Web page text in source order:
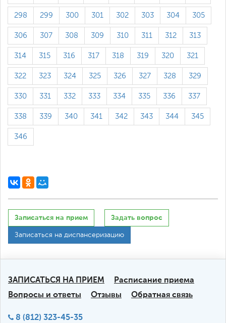
298 299 300 301 302 303 304 305
306 307 308 309 310 311 312 313
314 315 316 317 318 319 320 321
322 323 324 325 326 327 328 329
330 331 332 333 334 335 336 337
338 339 340 341 342 343 344 345
346
Записаться на прием Задать вопрос
Записаться на диспансеризацию
ЗАПИСАТЬСЯ НА ПРИЕМ
Расписание приема
Вопросы и ответы
Отзывы Обратная связь
8 (812) 323-45-35